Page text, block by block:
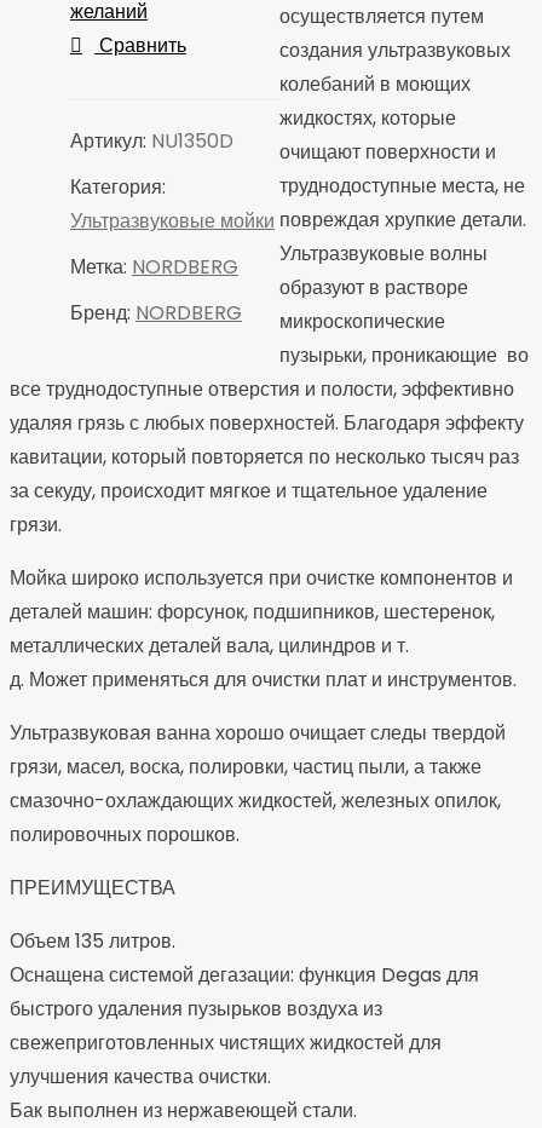
желаний
Сравнить
Артикул: NU1350D
Категория:
Ультразвуковые мойки
Метка: NORDBERG
Бренд: NORDBERG
осуществляется путем
создания ультразвуковых
колебаний в моющих
жидкостях, которые
очищают поверхности и
труднодоступные места, не
повреждая хрупкие детали.
Ультразвуковые волны
образуют в растворе
микроскопические
пузырьки, проникающие во
все труднодоступные отверстия и полости, эффективно
удаляя грязь с любых поверхностей. Благодаря эффекту
кавитации, который повторяется по несколько тысяч раз
за секуду, происходит мягкое и тщательное удаление
грязи.
Мойка широко используется при очистке компонентов и
деталей машин: форсунок, подшипников, шестеренок,
металлических деталей вала, цилиндров и т.
д. Может применяться для очистки плат и инструментов.
Ультразвуковая ванна хорошо очищает следы твердой
грязи, масел, воска, полировки, частиц пыли, а также
смазочно-охлаждающих жидкостей, железных опилок,
полировочных порошков.
ПРЕИМУЩЕСТВА
Объем 135 литров.
Оснащена системой дегазации: функция Degas для
быстрого удаления пузырьков воздуха из
свежеприготовленных чистящих жидкостей для
улучшения качества очистки.
Бак выполнен из нержавеющей стали.